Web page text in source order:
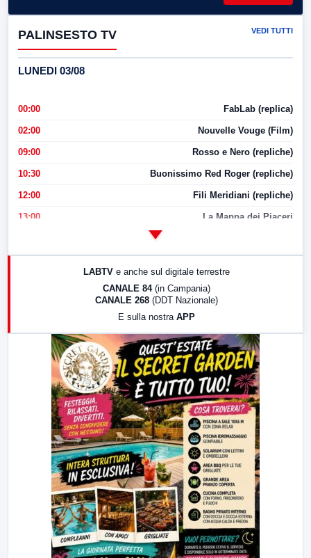
PALINSESTO TV VEDI TUTTI
LUNEDI 03/08
00:00 FabLab (replica)
02:00 Nouvelle Vouge (Film)
09:00 Rosso e Nero (repliche)
10:30 Buonissimo Red Roger (repliche)
12:00 Fili Meridiani (repliche)
13:00 La Mappa dei Piaceri
LabNews (replica)
LABTV e anche sul digitale terrestre
CANALE 84 (in Campania)
CANALE 268 (DDT Nazionale)
E sulla nostra APP